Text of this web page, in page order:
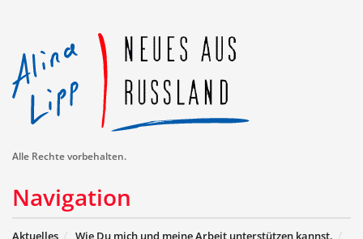
Alle Rechte vorbehalten.
Navigation
Aktuelles Wie Du mich und meine Arbeit unterstützen kannst.